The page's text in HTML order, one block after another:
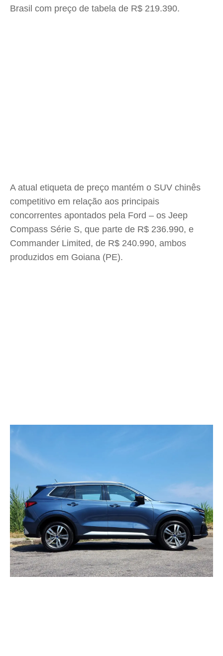
Brasil com preço de tabela de R$ 219.390.
A atual etiqueta de preço mantém o SUV chinês
competitivo em relação aos principais
concorrentes apontados pela Ford – os Jeep
Compass Série S, que parte de R$ 236.990, e
Commander Limited, de R$ 240.990, ambos
produzidos em Goiana (PE).